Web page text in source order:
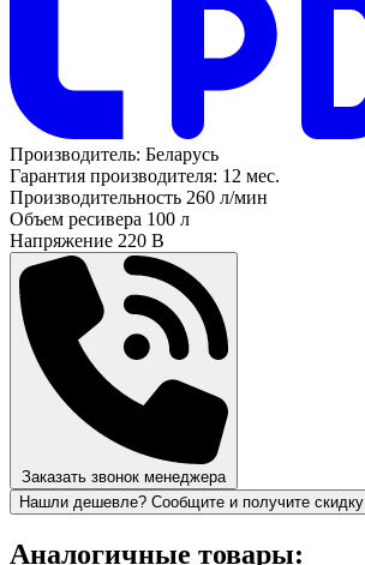
Производитель: Беларусь
Гарантия производителя: 12 мес.
Производительность 260 л/мин
Объем ресивера 100 л
Напряжение 220 В
Заказать звонок менеджера
Нашли дешевле? Сообщите и получите скидку
Аналогичные товары: